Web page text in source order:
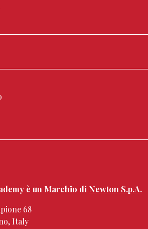
è un Marchio di Newton S.p.A.
68
Italy